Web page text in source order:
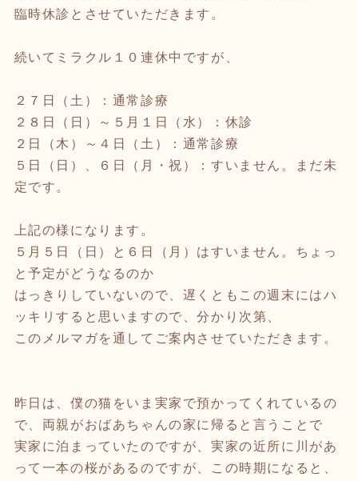
臨時休診とさせていただきます。
続いてミラクル１０連休中ですが、
２７日（土）：通常診療
２８日（日）～５月１日（水）：休診
２日（木）～４日（土）：通常診療
５日（日）、６日（月・祝）：すいません。まだ未
定です。
上記の様になります。
５月５日（日）と６日（月）はすいません。ちょっ
と予定がどうなるのか
はっきりしていないので、遅くともこの週末にはハ
ッキリすると思いますので、分かり次第、
このメルマガを通してご案内させていただきます。
昨日は、僕の猫をいま実家で預かってくれているの
で、両親がおばあちゃんの家に帰ると言うことで
実家に泊まっていたのですが、実家の近所に川があ
って一本の桜があるのですが、この時期になると、